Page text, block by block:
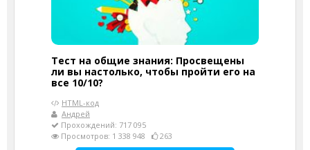
Тест на общие знания: Просвещены
ли вы настолько, чтобы пройти его на
все 10/10?
HTML-код
Андрей
Прохождений: 717 095
Просмотров: 1 338 948
263